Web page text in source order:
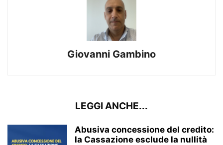
Giovanni Gambino
LEGGI ANCHE...
Abusiva concessione del credito:
la Cassazione esclude la nullità